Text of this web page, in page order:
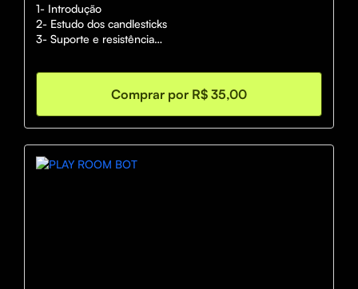
1- Introdução
2- Estudo dos candlesticks
3- Suporte e resistência
5- Linhas de tendência
Comprar por R$ 35,00